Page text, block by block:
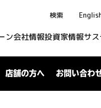
検索
ン会社情報投資家情報サ
店舗の方へ お問い合わ